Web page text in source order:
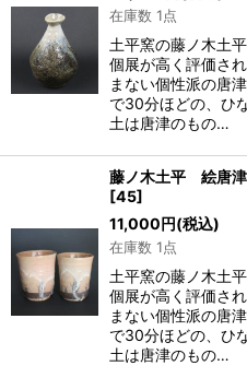
在庫数 1点
土平窯の藤ノ木土
個展が高く評価さ
まない個性派の唐
で30分ほどの、ひ
土は唐津のもの…
藤ノ木土平 絵唐津
[45]
11,000円(税込)
在庫数 1点
土平窯の藤ノ木土
個展が高く評価さ
まない個性派の唐
で30分ほどの、ひ
土は唐津のもの…